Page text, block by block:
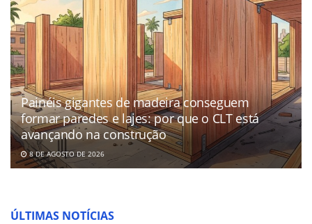
Painéis gigantes de madeira conseguem
formar paredes e lajes: por que o CLT está
avançando na construção
8 DE AGOSTO DE 2026
ÚLTIMAS NOTÍCIAS